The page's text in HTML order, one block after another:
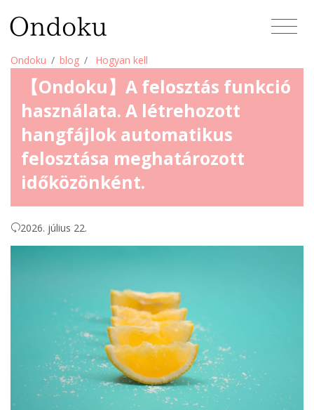
Ondoku blog Hogyan kell
【Ondoku】A felosztás funkció
használata. A létrehozott
hangfájlok automatikus
felosztása meghatározott
időközönként.
2026. július 22.